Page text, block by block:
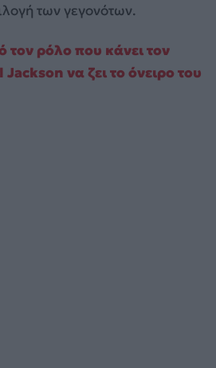
των γεγονότων.
τον ρόλο που κάνει τον
να ζει το όνειρο του